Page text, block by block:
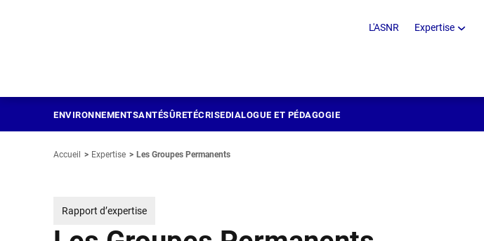
L'ASNR Expertise
ENVIRONNEMENTSANTÉSÛRETÉCRISEDIALOGUE ET PÉDAGOGIE
Accueil Expertise Les Groupes Permanents
Rapport d’expertise